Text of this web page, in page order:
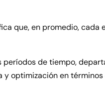
que, en promedio,
de tiempo,
optimización en